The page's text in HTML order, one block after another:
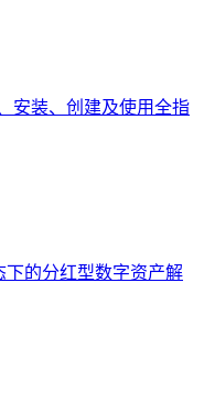
安装、创建及使用全指
下的分红型数字资产解